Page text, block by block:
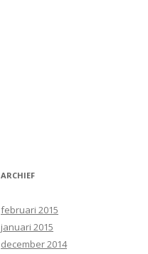
ARCHIEF
februari 2015
januari 2015
december 2014